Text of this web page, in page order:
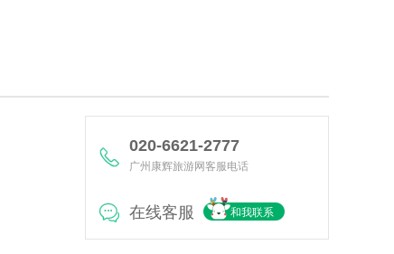
020-6621-2777
广州康辉旅游网客服电话
在线客服 和我联系